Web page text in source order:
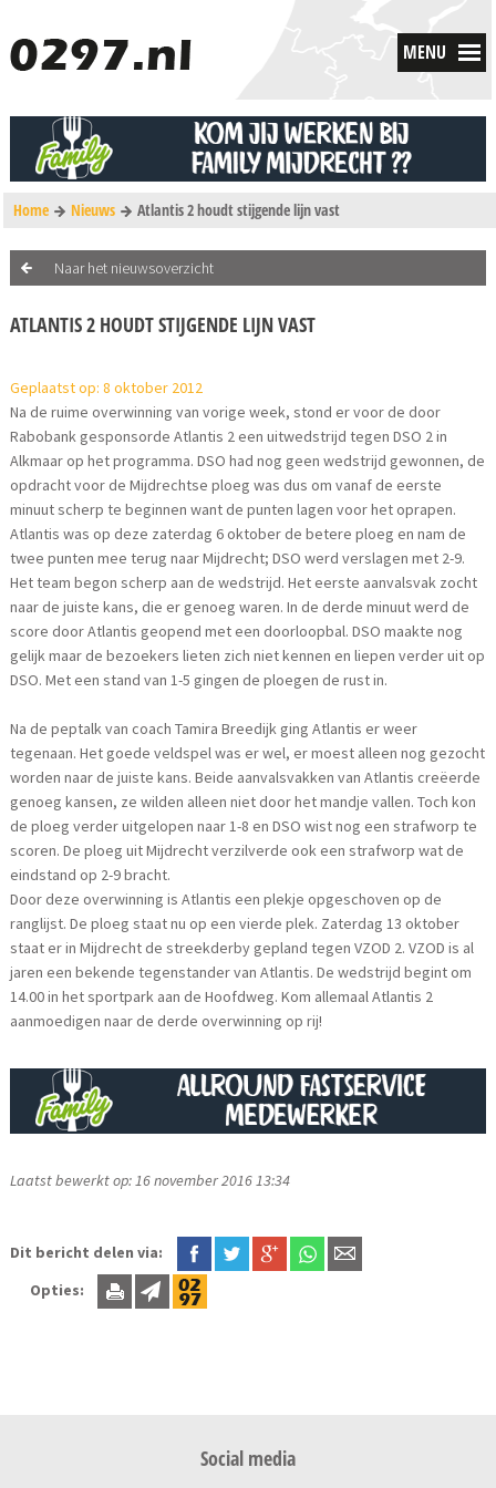
MENU
Home Nieuws Atlantis 2 houdt stijgende lijn vast
Naar het nieuwsoverzicht
ATLANTIS 2 HOUDT STIJGENDE LIJN VAST
Geplaatst op: 8 oktober 2012
Na de ruime overwinning van vorige week, stond er voor de door
Rabobank gesponsorde Atlantis 2 een uitwedstrijd tegen DSO 2 in
Alkmaar op het programma. DSO had nog geen wedstrijd gewonnen, de
opdracht voor de Mijdrechtse ploeg was dus om vanaf de eerste
minuut scherp te beginnen want de punten lagen voor het oprapen.
Atlantis was op deze zaterdag 6 oktober de betere ploeg en nam de
twee punten mee terug naar Mijdrecht; DSO werd verslagen met 2-9.
Het team begon scherp aan de wedstrijd. Het eerste aanvalsvak zocht
naar de juiste kans, die er genoeg waren. In de derde minuut werd de
score door Atlantis geopend met een doorloopbal. DSO maakte nog
gelijk maar de bezoekers lieten zich niet kennen en liepen verder uit op
DSO. Met een stand van 1-5 gingen de ploegen de rust in.
Na de peptalk van coach Tamira Breedijk ging Atlantis er weer
tegenaan. Het goede veldspel was er wel, er moest alleen nog gezocht
worden naar de juiste kans. Beide aanvalsvakken van Atlantis creëerde
genoeg kansen, ze wilden alleen niet door het mandje vallen. Toch kon
de ploeg verder uitgelopen naar 1-8 en DSO wist nog een strafworp te
scoren. De ploeg uit Mijdrecht verzilverde ook een strafworp wat de
eindstand op 2-9 bracht.
Door deze overwinning is Atlantis een plekje opgeschoven op de
ranglijst. De ploeg staat nu op een vierde plek. Zaterdag 13 oktober
staat er in Mijdrecht de streekderby gepland tegen VZOD 2. VZOD is al
jaren een bekende tegenstander van Atlantis. De wedstrijd begint om
14.00 in het sportpark aan de Hoofdweg. Kom allemaal Atlantis 2
aanmoedigen naar de derde overwinning op rij!
Laatst bewerkt op: 16 november 2016 13:34
Dit bericht delen via:
Opties:
Social media